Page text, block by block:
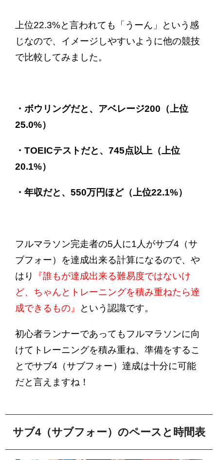
上位22.3%と言われても「うーん」という感
じなので、イメージしやすいように他の競技
で比較してみました。
・ボウリングだと、アベレージ200（上位
25.0%）
・TOEICテストだと、745点以上（上位
20.1%）
・年収だと、550万円ほど（上位22.1%）
フルマラソン完走者の5人に1人がサブ4（サ
ブフォー）を達成出来る計算になるので、や
はり
『誰もが達成出来る難易度ではないけ
ど、ちゃんとトレーニングを積み重ねたら達
成できるもの』
という認識です。
初心者ランナーであってもフルマラソンに向
けてトレーニングを積み重ね、準備をするこ
とでサブ4（サブフォー）達成は十分に可能
だと言えますね！
サブ4（サブフォー）のペースと時間表